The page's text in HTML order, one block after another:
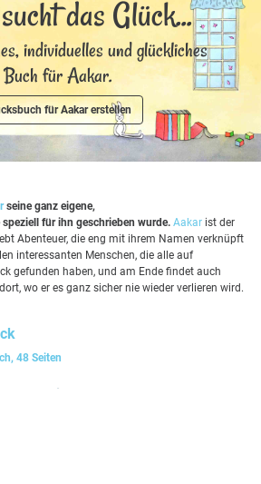
sucht das Glück...
individuelles und glückliches
Buch für Aakar.
für Aakar erstellen
seine ganz eigene,
für ihn geschrieben wurde. Aakar ist der
Abenteuer, die eng mit ihrem Namen verknüpft
interessanten Menschen, die alle auf
gefunden haben, und am Ende findet auch
wo er es ganz sicher nie wieder verlieren wird.
48 Seiten